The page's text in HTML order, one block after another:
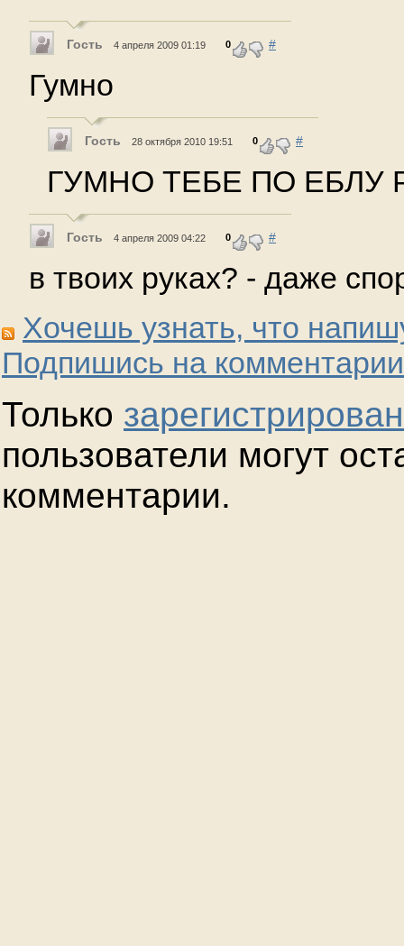
Гость 4 апреля 2009 01:19 0 #
Гумно
Гость 28 октября 2010 19:51 0 #
ГУМНО ТЕБЕ ПО ЕБЛУ
Гость 4 апреля 2009 04:22 0 #
в твоих руках? - даже
Хочешь узнать, что
Подпишись на
Только
пользователи могут
комментарии.